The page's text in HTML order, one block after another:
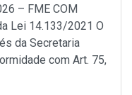
– FME COM
Lei 14.133/2021 O
da Secretaria
com Art. 75,